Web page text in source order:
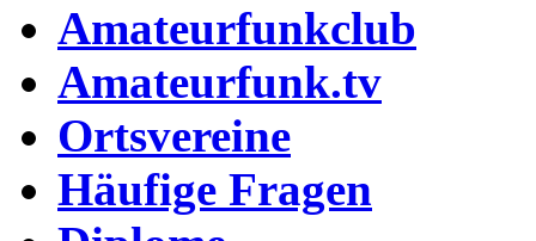
Amateurfunkclub
Amateurfunk.tv
Ortsvereine
Häufige Fragen